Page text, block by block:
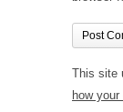
This site
how